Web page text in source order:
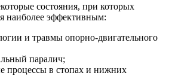
состояния, при которых
наиболее эффективным:
и травмы опорно-двигательного
паралич;
процессы в стопах и нижних